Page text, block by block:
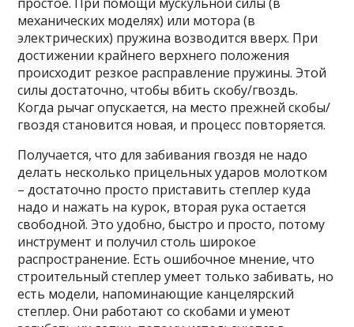
механических моделях) или мотора (в
электрических) пружина возводится вверх. При
достижении крайнего верхнего положения
происходит резкое расправление пружины. Этой
силы достаточно, чтобы вбить скобу/гвоздь.
Когда рычаг опускается, на место прежней скобы/
гвоздя становится новая, и процесс повторяется.
Получается, что для забивания гвоздя не надо
делать несколько прицельных ударов молотком
– достаточно просто приставить степлер куда
надо и нажать на курок, вторая рука остается
свободной. Это удобно, быстро и просто, потому
инструмент и получил столь широкое
распространение. Есть ошибочное мнение, что
строительный степлер умеет только забивать, но
есть модели, напоминающие канцелярский
степлер. Они работают со скобами и умеют